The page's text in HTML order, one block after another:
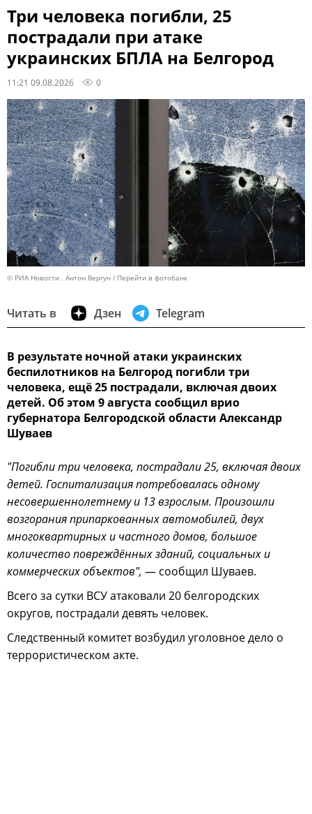
Три человека погибли, 25
пострадали при атаке
украинских БПЛА на Белгород
11:21 09.08.2026 0
© РИА Новости . Антон Вергун Перейти в фотобанк
Читать в Дзен Telegram
В результате ночной атаки украинских
беспилотников на Белгород погибли три
человека, ещё 25 пострадали, включая двоих
детей. Об этом 9 августа сообщил врио
губернатора Белгородской области Александр
Шуваев
"Погибли три человека, пострадали 25, включая двоих
детей. Госпитализация потребовалась одному
несовершеннолетнему и 13 взрослым. Произошли
возгорания припаркованных автомобилей, двух
многоквартирных и частного домов, большое
количество повреждённых зданий, социальных и
коммерческих объектов", — сообщил Шуваев.
Всего за сутки ВСУ атаковали 20 белгородских
округов, пострадали девять человек.
Следственный комитет возбудил уголовное дело о
террористическом акте.